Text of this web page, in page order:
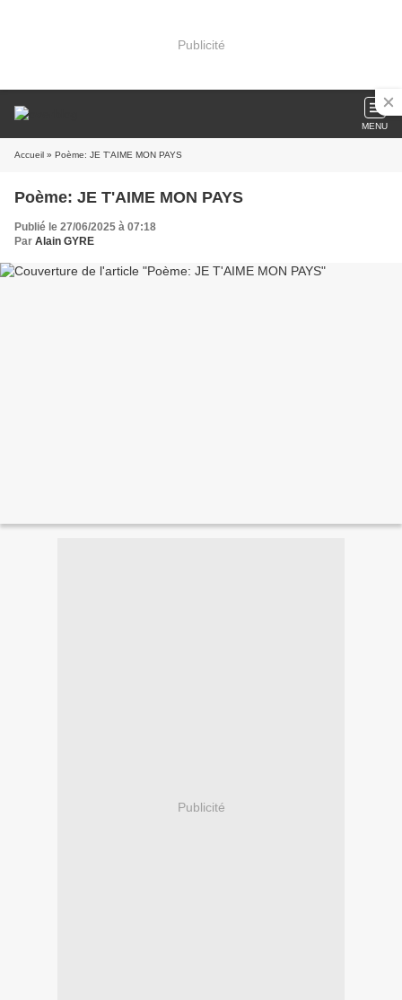
Publicité
MENU
Accueil » Poème: JE T'AIME MON PAYS
Poème: JE T'AIME MON PAYS
Publié le 27/06/2025 à 07:18
Par Alain GYRE
Publicité